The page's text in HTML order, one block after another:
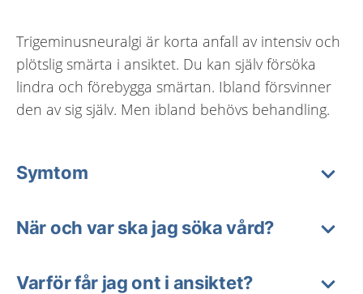
Trigeminusneuralgi är korta anfall av intensiv och
plötslig smärta i ansiktet. Du kan själv försöka
lindra och förebygga smärtan. Ibland försvinner
den av sig själv. Men ibland behövs behandling.
Symtom
När och var ska jag söka vård?
Varför får jag ont i ansiktet?